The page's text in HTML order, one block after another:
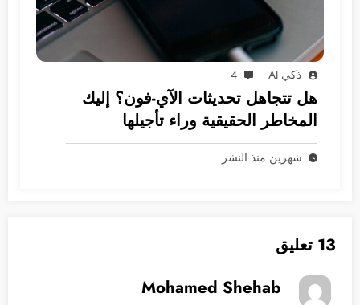
ذكي AI 4
هل تتجاهل تحديثات الآي-فون؟ إليك
المخاطر الحقيقية وراء تأجيلها
شهرين منذ النشر
13 تعليق
Mohamed Shehab